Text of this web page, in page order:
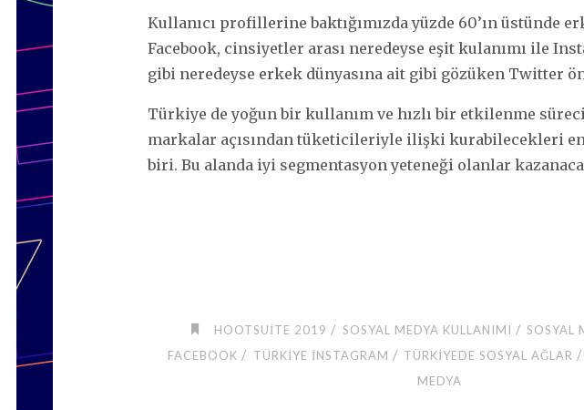
Kullanıcı profillerine baktığımızda yüzde 60’ın üstünde
Facebook, cinsiyetler arası neredeyse eşit kulanımı ile
gibi neredeyse erkek dünyasına ait gibi gözüken Twitter
Türkiye de yoğun bir kullanım ve hızlı bir etkilenme
markalar açısından tüketicileriyle ilişki kurabilecekleri
biri. Bu alanda iyi segmentasyon yeteneği olanlar
HOOTSUITE 2019 / SOSYAL MEDYA KULLANIMI / SOSYAL
FACEBOOK / TÜRKIYE INSTAGRAM / TÜRKIYEDE SOSYAL AĞLAR /
MEDYA